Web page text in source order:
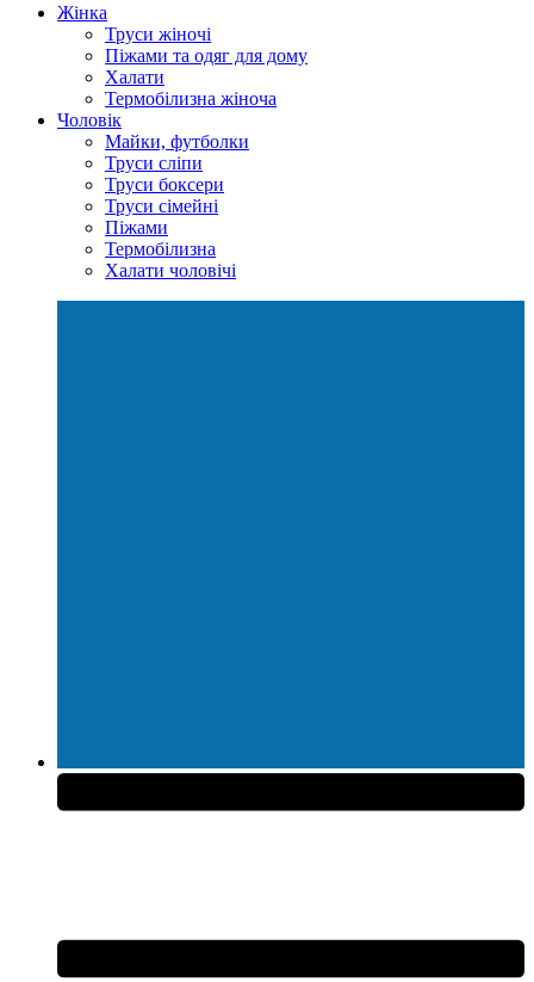
Жінка
Труси жіночі
Піжами та одяг для дому
Халати
Термобілизна жіноча
Чоловік
Майки, футболки
Труси сліпи
Труси боксери
Труси сімейні
Піжами
Термобілизна
Халати чоловічі